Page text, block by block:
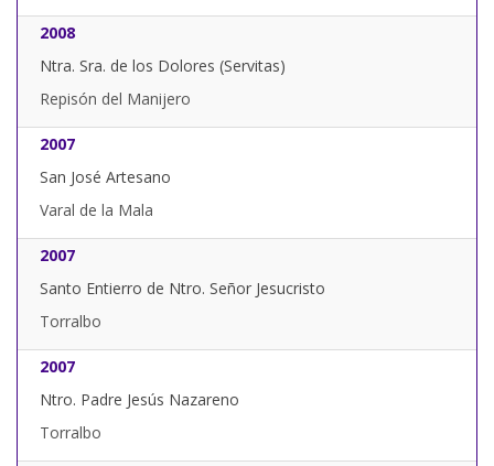
2008
Ntra. Sra. de los Dolores (Servitas)
Repisón del Manijero
2007
San José Artesano
Varal de la Mala
2007
Santo Entierro de Ntro. Señor Jesucristo
Torralbo
2007
Ntro. Padre Jesús Nazareno
Torralbo